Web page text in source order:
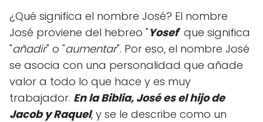
¿Qué significa el nombre José? El nombre
José proviene del hebreo "Yosef" que significa
"añadir" o "aumentar". Por eso, el nombre José
se asocia con una personalidad que añade
valor a todo lo que hace y es muy
trabajador. En la Biblia, José es el hijo de
Jacob y Raquel, y se le describe como un